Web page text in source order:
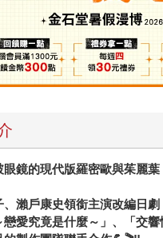
眼鏡的現代版羅密歐與茱麗葉
、瀨戶康史領銜主演改編日劇
戀愛究竟是什麼～」、「交